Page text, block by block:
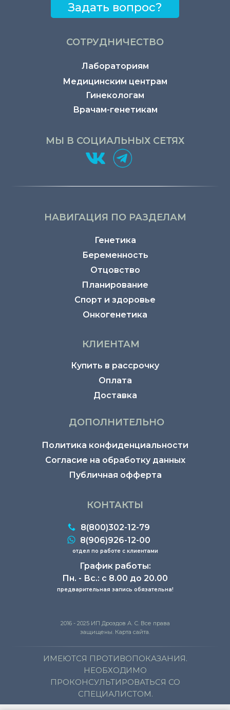
СОТРУДНИЧЕСТВО
Лабораториям
Медицинским центрам
Гинекологам
Врачам-генетикам
Задать вопрос?
МЫ В СОЦИАЛЬНЫХ СЕТЯХ
2016 - 2025 ИП Дроздов А. С. Все права
защищены. Карта сайта.
НАВИГАЦИЯ ПО РАЗДЕЛАМ
КЛИЕНТАМ
ДОПОЛНИТЕЛЬНО
КОНТАКТЫ
8(906)926-12-00
8(800)302-12-79
отдел по работе с клиентами
Купить в рассрочку
Согласие на обработку данных
Оплата
Отцовство
Планирование
Спорт и здоровье
Генетика
Беременность
Онкогенетика
Политика конфиденциальности
Доставка
Публичная офферта
График работы:
Пн. - Вс.: с 8.00 до 20.00
предварительная запись обязательна!
ИМЕЮТСЯ ПРОТИВОПОКАЗАНИЯ.
НЕОБХОДИМО
ПРОКОНСУЛЬТИРОВАТЬСЯ СО
СПЕЦИАЛИСТОМ.